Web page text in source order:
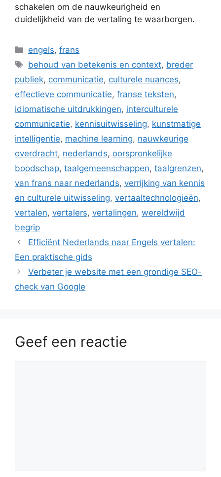
schakelen om de nauwkeurigheid en
duidelijkheid van de vertaling te waarborgen.
Categorieën
engels,frans
Tags
behoud van betekenis en context, breder
publiek, communicatie, culturele nuances,
effectieve communicatie, franse teksten,
idiomatische uitdrukkingen, interculturele
communicatie, kennisuitwisseling, kunstmatige
intelligentie, machine learning, nauwkeurige
overdracht, nederlands, oorspronkelijke
boodschap, taalgemeenschappen, taalgrenzen,
van frans naar nederlands, verrijking van kennis
en culturele uitwisseling, vertaaltechnologieën,
vertalen, vertalers, vertalingen, wereldwijd
begrip
Efficiënt Nederlands naar Engels vertalen:
Een praktische gids
Verbeter je website met een grondige SEO-
check van Google
Geef een reactie